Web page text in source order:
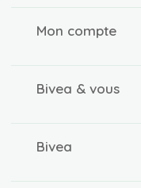
Mon compte
Bivea & vous
Bivea